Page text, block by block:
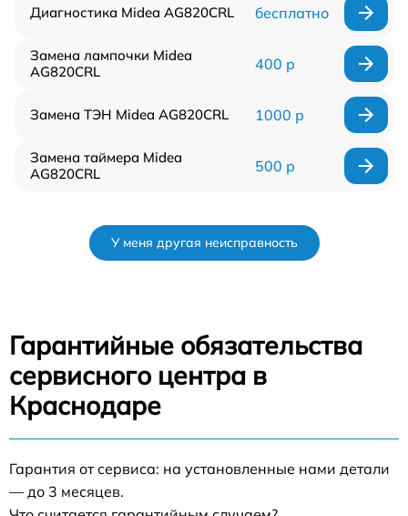
Диагностика Midea AG820CRL бесплатно
Замена лампочки Midea
AG820CRL
400 р
Замена ТЭН Midea AG820CRL 1000 р
Замена таймера Midea
AG820CRL
500 р
У меня другая неисправность
Гарантийные обязательства
сервисного центра в
Краснодаре
Гарантия от сервиса: на установленные нами детали
— до 3 месяцев.